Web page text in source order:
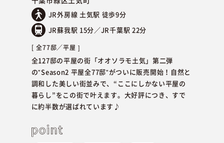
JR外房線 土気駅 徒歩9分
JR蘇我駅 15分／JR千葉駅 22分
全77邸／平屋
全127邸の平屋の街「オオソラモ土気」第二弾
の"Season2 平屋全77邸"がついに販売開始！自然と
調和した美しい街並みで、“ここにしかない平屋の
暮らし”をこの街で叶えます。大好評につき、すで
に約半数が選ばれています♪